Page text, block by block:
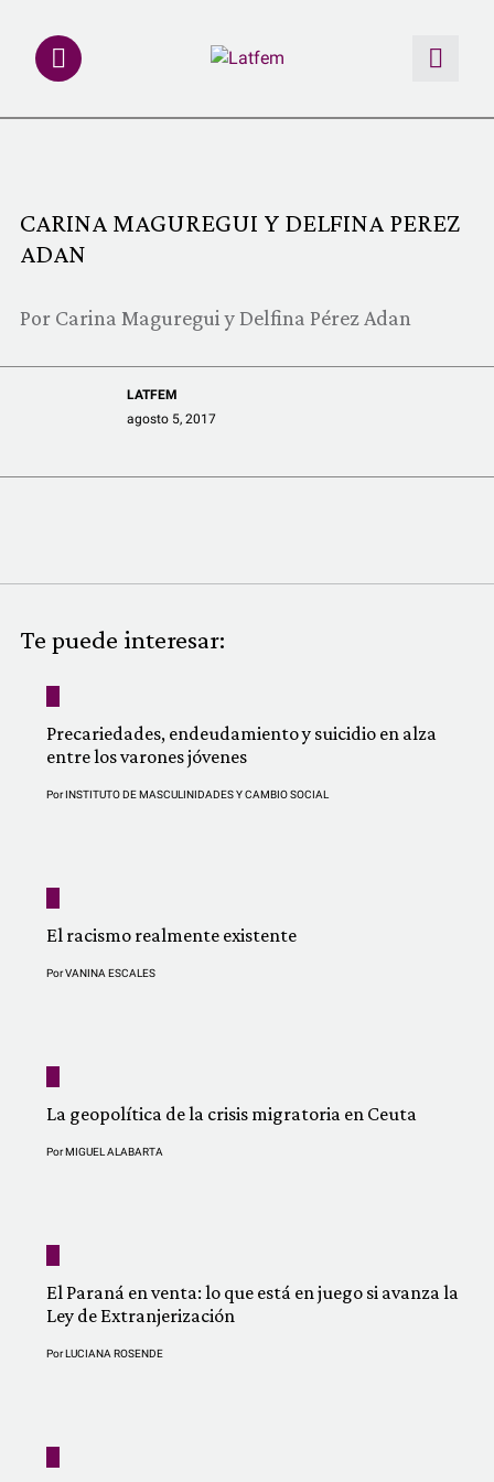
MULTIMEDIA
REDACCIÓN ABIERTA
CARINA MAGUREGUI Y DELFINA PEREZ
ADAN
Por Carina Maguregui y Delfina Pérez Adan
LATFEM
agosto 5, 2017
Te puede interesar:
Precariedades, endeudamiento y suicidio en alza
entre los varones jóvenes
PorINSTITUTO DE MASCULINIDADES Y CAMBIO SOCIAL
El racismo realmente existente
PorVANINA ESCALES
La geopolítica de la crisis migratoria en Ceuta
PorMIGUEL ALABARTA
El Paraná en venta: lo que está en juego si avanza la
Ley de Extranjerización
PorLUCIANA ROSENDE